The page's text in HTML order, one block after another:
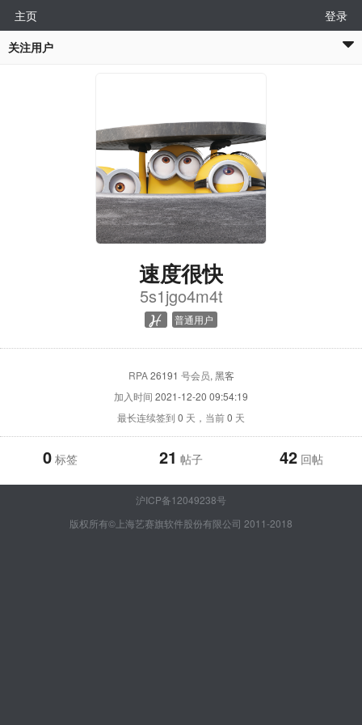
主页
登录
关注用户
速度很快
5s1jgo4m4t
普通用户
RPA26191 号会员, 黑客
加入时间 2021-12-20 09:54:19
最长连续签到 0 天，当前0 天
0 标签 21 帖子 42 回帖
沪ICP备12049238号
版权所有©上海艺赛旗软件股份有限公司 2011-2018